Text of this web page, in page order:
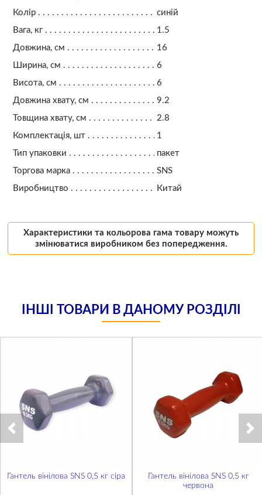
Колір
синій
Вага, кг
1.5
Довжина, см
16
Ширина, см
6
Висота, см
6
Довжина хвату, см
9.2
Товщина хвату, см
2.8
Комплектація, шт
1
Тип упаковки
пакет
Торгова марка
SNS
Виробництво
Китай
Характеристики та кольорова гама товару можуть
змінюватися виробником без попередження.
ІНШІ ТОВАРИ В ДАНОМУ РОЗДІЛІ
Гантель вінілова SNS 0,5 кг сіра
Гантель вінілова SNS 0,5 кг
червона